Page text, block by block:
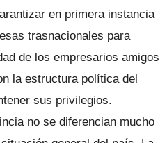
en primera instancia
trasnacionales para
de los empresarios amigos
la estructura política del
sus privilegios.
no se diferencian mucho